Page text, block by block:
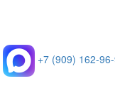
+7 (909) 162-